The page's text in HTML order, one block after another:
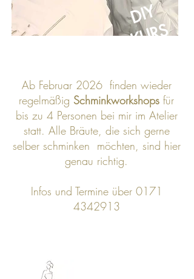
DIY
KURS
Ab Februar 2026 finden wieder
regelmäßig Schminkworkshops für
bis zu 4 Personen bei mir im Atelier
statt. Alle Bräute, die sich gerne
selber schminken möchten, sind hier
genau richtig.
Infos und Termine über 0171
4342913